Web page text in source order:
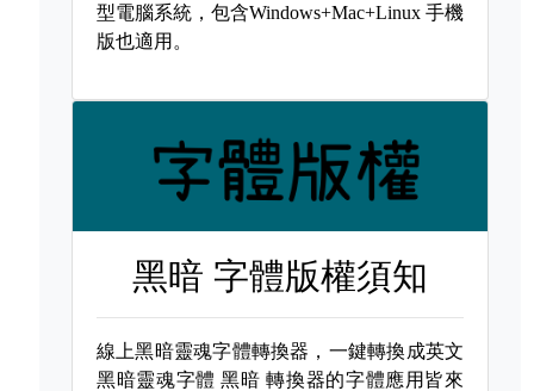
型電腦系統，包含Windows+Mac+Linux 手機
版也適用。
黑暗 字體版權須知
線上黑暗靈魂字體轉換器，一鍵轉換成英文
黑暗靈魂字體黑暗 轉換器的字體應用皆來